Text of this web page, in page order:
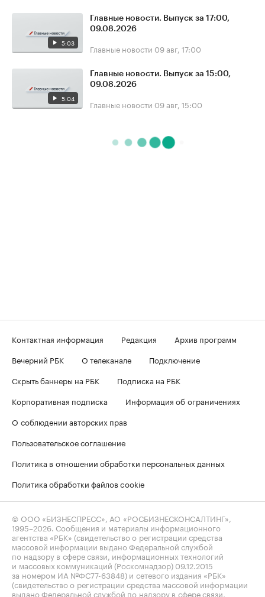
5:03
Главные новости. Выпуск за 17:00,
09.08.2026
Главные новости 09 авг, 17:00
5:04
Главные новости. Выпуск за 15:00,
09.08.2026
Главные новости 09 авг, 15:00
Контактная информация Редакция
Архив программ
Вечерний РБК
О телеканале
Подключение
Скрыть баннеры на РБК
Подписка на РБК
Корпоративная подписка
Информация об ограничениях
О соблюдении авторских прав
Пользовательское соглашение
Политика в отношении обработки персональных данных
Политика обработки файлов cookie
© ООО «БИЗНЕСПРЕСС», АО «РОСБИЗНЕСКОНСАЛТИНГ»,
1995–2026 . Сообщения и материалы информационного
агентства «РБК» (свидетельство о регистрации средства
массовой информации выдано Федеральной службой
по надзору в сфере связи, информационных технологий
и массовых коммуникаций (Роскомнадзор) 09.12.2015
за номером ИА №ФС77-63848) и сетевого издания «РБК»
(свидетельство о регистрации средства массовой информации
выдано Федеральной службой по надзору в сфере связи,